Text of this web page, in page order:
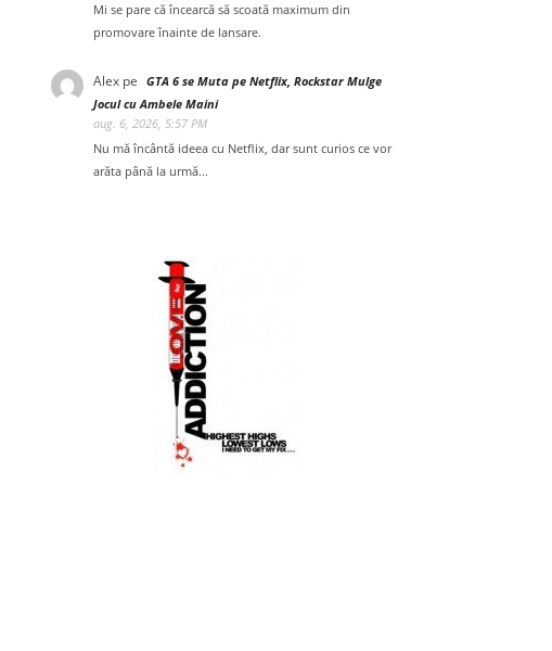
Mi se pare că încearcă să scoată maximum din
promovare înainte de lansare.
Alex pe GTA 6 se Muta pe Netflix, Rockstar Mulge
Jocul cu Ambele Maini
aug. 6, 2026, 5:57 PM
Nu mă încântă ideea cu Netflix, dar sunt curios ce vor
arăta până la urmă...